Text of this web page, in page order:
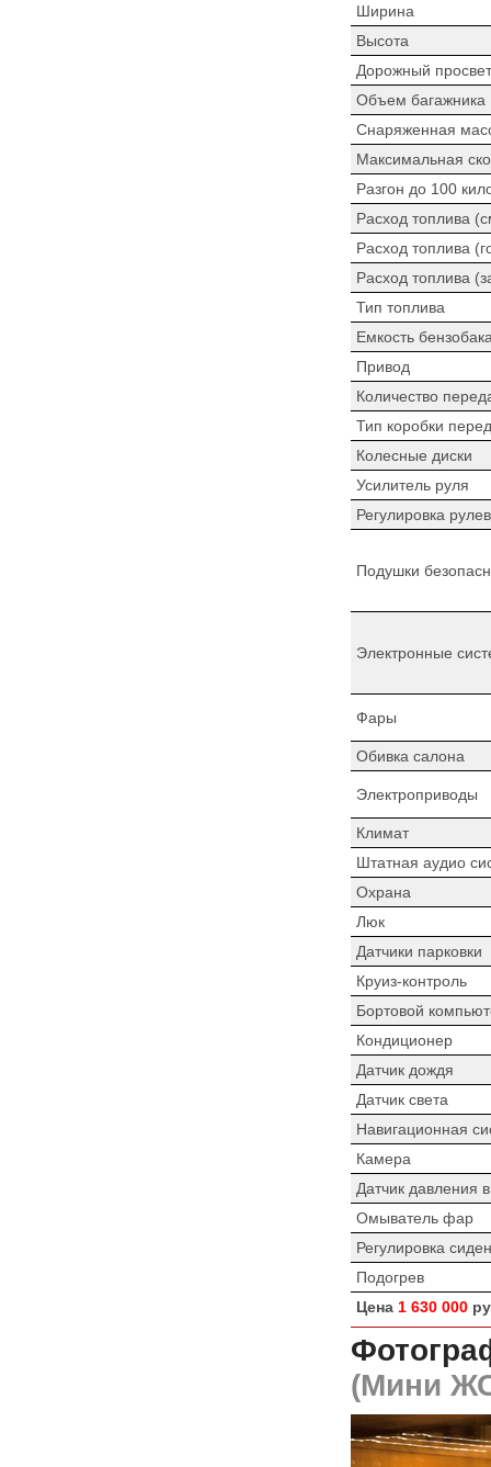
Ширина
Высота
Дорожный просвет
Объем багажника
Снаряженная
Максимальная
Разгон до 100
Расход топлива
Расход топлива
Расход топлива
Тип топлива
Емкость
Привод
Количество
Тип коробки
Колесные диски
Усилитель руля
Регулировка
Подушки
Электронные
Фары
Обивка салона
Электроприводы
Климат
Штатная аудио
Охрана
Люк
Датчики парковки
Круиз-контроль
Бортовой
Кондиционер
Датчик дождя
Датчик света
Навигационная
Камера
Датчик давления
Омыватель фар
Регулировка
Подогрев
Цена 1 630 000
(Мини